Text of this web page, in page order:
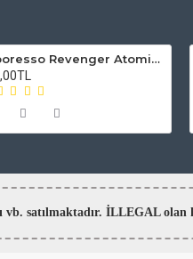
Vaporesso Revenger Atomizer Camı
vb. satılmaktadır. İLLEGAL